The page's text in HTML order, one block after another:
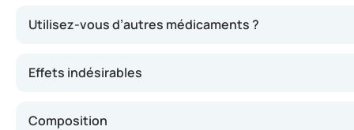
Utilisez-vous d’autres médicaments ?
Effets indésirables
Composition